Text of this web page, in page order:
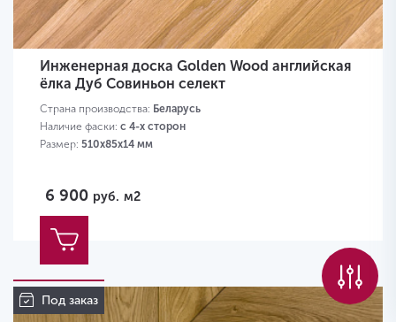
Инженерная доска Golden Wood английская
ёлка Дуб Совиньон селект
Страна производства: Беларусь
Наличие фаски: с 4-х сторон
Размер: 510х85х14 мм
6 900 руб. м2
Под заказ